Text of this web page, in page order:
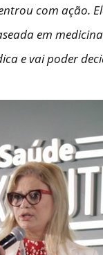
com ação.
em
e vai poder